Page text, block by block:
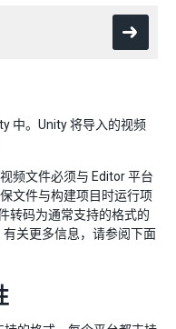
中。Unity 将导入的视频
频文件必须与 Editor 平台
文件与构建项目时运行项
转码为通常支持的格式的
关更多信息，请参阅下面